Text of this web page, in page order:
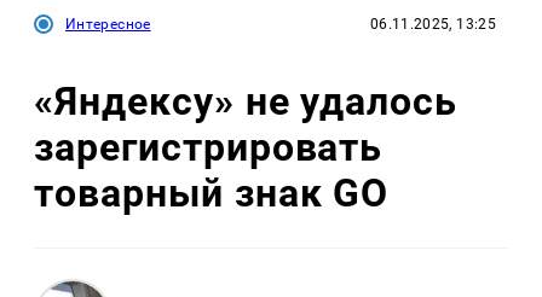
Интересное 06.11.2025, 13:25
«Яндексу» не удалось
зарегистрировать
товарный знак GO